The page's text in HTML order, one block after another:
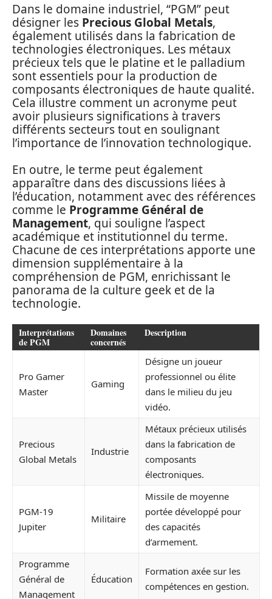
Dans le domaine industriel, “PGM” peut
désigner les Precious Global Metals,
également utilisés dans la fabrication de
technologies électroniques. Les métaux
précieux tels que le platine et le palladium
sont essentiels pour la production de
composants électroniques de haute qualité.
Cela illustre comment un acronyme peut
avoir plusieurs significations à travers
différents secteurs tout en soulignant
l’importance de l’innovation technologique.
En outre, le terme peut également
apparaître dans des discussions liées à
l’éducation, notamment avec des références
comme le Programme Général de
Management, qui souligne l’aspect
académique et institutionnel du terme.
Chacune de ces interprétations apporte une
dimension supplémentaire à la
compréhension de PGM, enrichissant le
panorama de la culture geek et de la
technologie.
Interprétations
de PGM
Domaines
concernés
Description
Pro Gamer
Master
Gaming
Désigne un joueur
professionnel ou élite
dans le milieu du jeu
vidéo.
Precious
Global Metals
Industrie
Métaux précieux utilisés
dans la fabrication de
composants
électroniques.
PGM-19
Jupiter
Militaire
Missile de moyenne
portée développé pour
des capacités
d’armement.
Programme
Général de
Management
Éducation
Formation axée sur les
compétences en gestion.